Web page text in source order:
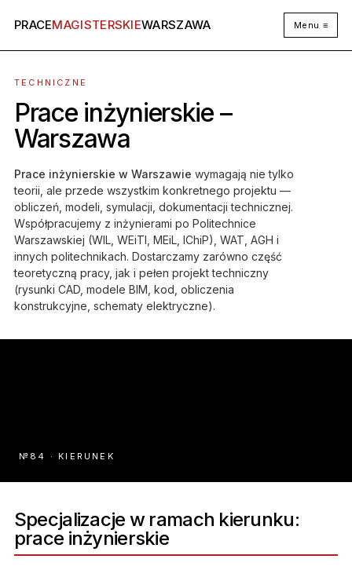
PRACEMAGISTERSKIEWARSZAWA Menu ≡
TECHNICZNE
Prace inżynierskie –
Warszawa
Prace inżynierskie w Warszawie wymagają nie tylko
teorii, ale przede wszystkim konkretnego projektu —
obliczeń, modeli, symulacji, dokumentacji technicznej.
Współpracujemy z inżynierami po Politechnice
Warszawskiej (WIL, WEiTI, MEiL, IChiP), WAT, AGH i
innych politechnikach. Dostarczamy zarówno część
teoretyczną pracy, jak i pełen projekt techniczny
(rysunki CAD, modele BIM, kod, obliczenia
konstrukcyjne, schematy elektryczne).
№84 · KIERUNEK
Specjalizacje w ramach kierunku:
prace inżynierskie